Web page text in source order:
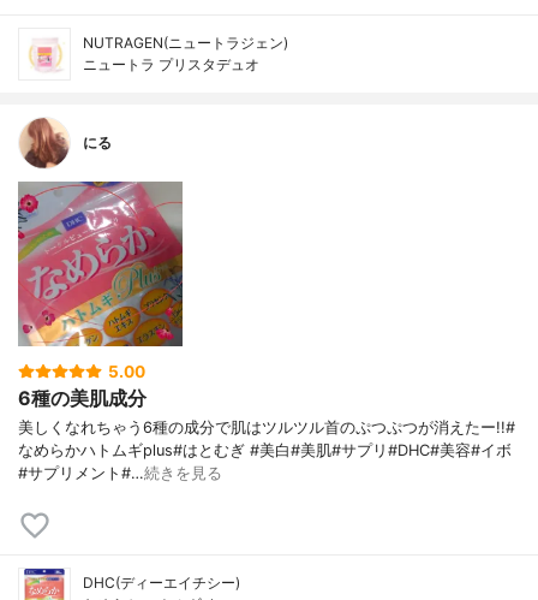
NUTRAGEN(ニュートラジェン)
ニュートラ プリスタデュオ
にる
5.00
6種の美肌成分
美しくなれちゃう6種の成分で肌はツルツル首のぷつぷつが消えたー!!#
なめらかハトムギplus#はとむぎ #美白#美肌#サプリ#DHC#美容#イボ
#サプリメント#…続きを見る
DHC(ディーエイチシー)